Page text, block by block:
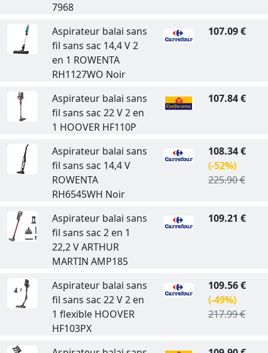
7968
Aspirateur balai sans
fil sans sac 14,4 V 2
en 1 ROWENTA
RH1127WO Noir
107.09 €
Aspirateur balai sans
fil sans sac 22 V 2 en
1 HOOVER HF110P
107.84 €
Aspirateur balai sans
fil sans sac 14,4 V
ROWENTA
RH6545WH Noir
108.34 €
(-52%)
225.90 €
Aspirateur balai sans
fil sans sac 2 en 1
22,2 V ARTHUR
MARTIN AMP185
109.21 €
Aspirateur balai sans
fil sans sac 22 V 2 en
1 flexible HOOVER
HF103PX
109.56 €
(-49%)
217.99 €